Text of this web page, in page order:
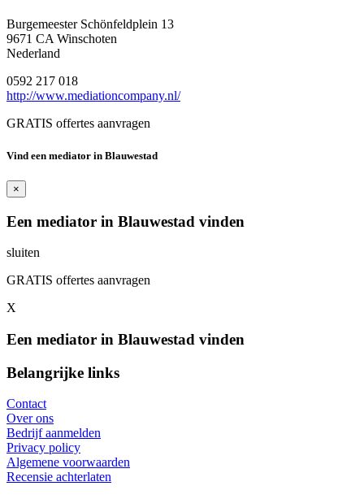
Burgemeester Schönfeldplein 13
9671 CA Winschoten
Nederland
0592 217 018
http://www.mediationcompany.nl/
GRATIS offertes aanvragen
Vind een mediator in Blauwestad
×
Een mediator in Blauwestad vinden
sluiten
GRATIS offertes aanvragen
X
Een mediator in Blauwestad vinden
Belangrijke links
Contact
Over ons
Bedrijf aanmelden
Privacy policy
Algemene voorwaarden
Recensie achterlaten